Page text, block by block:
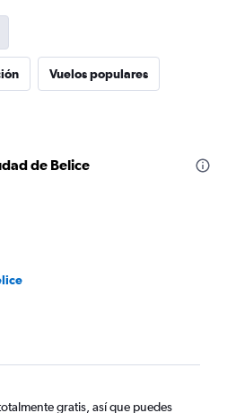
Vuelos populares
de Belice
gratis, así que puedes